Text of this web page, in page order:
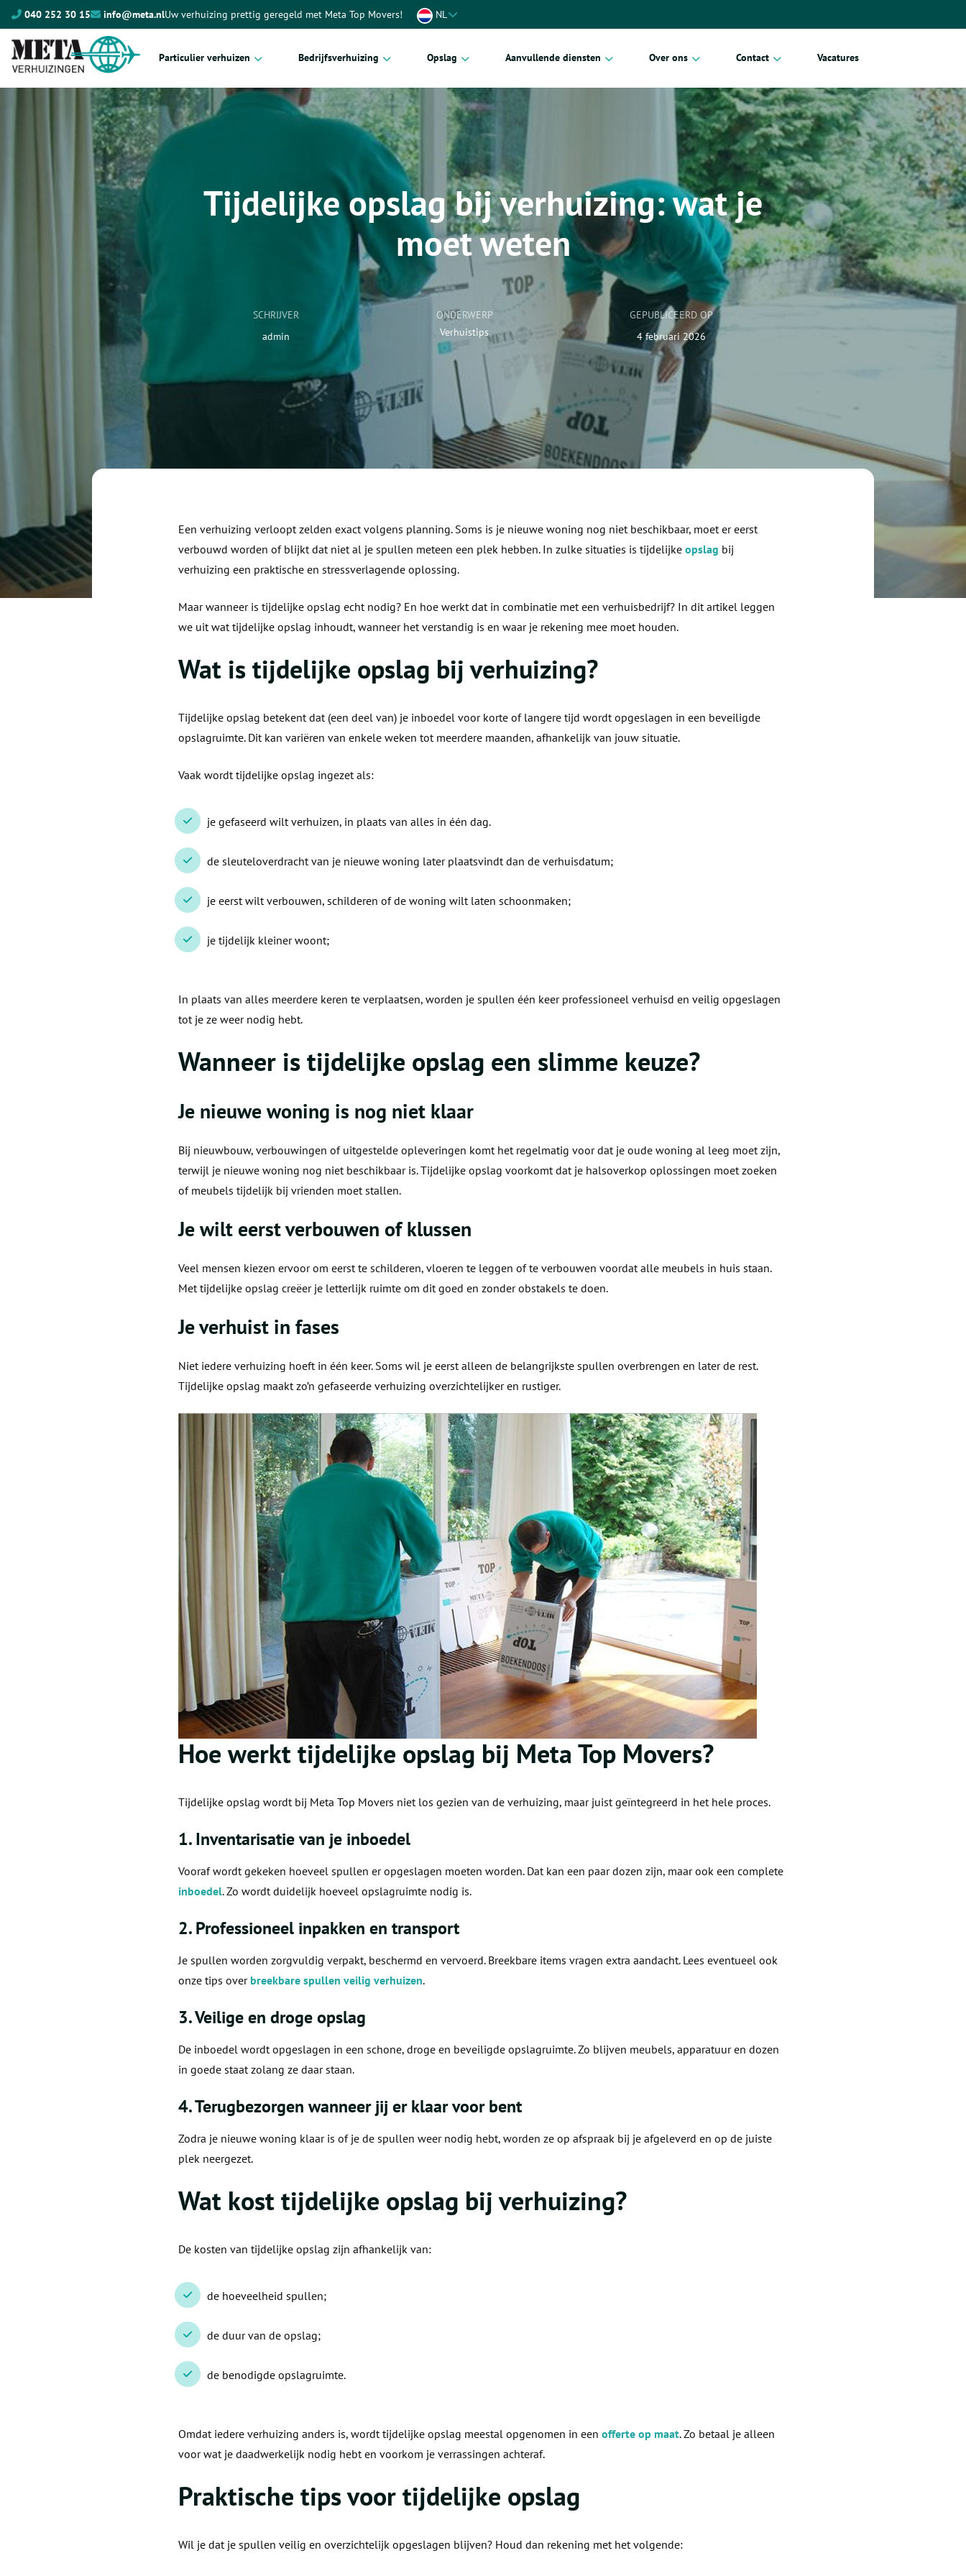
040 252 30 15 info@meta.nlUw verhuizing prettig geregeld met Meta Top Movers! NL
Particulier verhuizen
Complete verhuizing
Meubeltransport
Bedrijfsverhuizing
Kantoren
Projectverhuizing
Archiefverhuizing
Horeca
Opslag
Inboedelopslag
Kantoor opslag
Kunstopslag
Archiefopslag
Palletopslag
Aanvullende diensten
Verhuismaterialen
Verhuisverzekering
Verhuischecklist
Over ons
Erkende verhuizers
Referenties
Duurzaam verhuizen
Contact
Particulier
Zakelijk
Vacatures
Tijdelijke opslag bij verhuizing: wat je
moet weten
SCHRIJVER
admin
ONDERWERP
Verhuistips
GEPUBLICEERD OP
4 februari 2026
Een verhuizing verloopt zelden exact volgens planning. Soms is je nieuwe woning nog niet beschikbaar, moet er eerst
verbouwd worden of blijkt dat niet al je spullen meteen een plek hebben. In zulke situaties is tijdelijke opslag bij
verhuizing een praktische en stressverlagende oplossing.
Maar wanneer is tijdelijke opslag echt nodig? En hoe werkt dat in combinatie met een verhuisbedrijf? In dit artikel leggen
we uit wat tijdelijke opslag inhoudt, wanneer het verstandig is en waar je rekening mee moet houden.
Wat is tijdelijke opslag bij verhuizing?
Tijdelijke opslag betekent dat (een deel van) je inboedel voor korte of langere tijd wordt opgeslagen in een beveiligde
opslagruimte. Dit kan variëren van enkele weken tot meerdere maanden, afhankelijk van jouw situatie.
Vaak wordt tijdelijke opslag ingezet als:
je gefaseerd wilt verhuizen, in plaats van alles in één dag.
de sleuteloverdracht van je nieuwe woning later plaatsvindt dan de verhuisdatum;
je eerst wilt verbouwen, schilderen of de woning wilt laten schoonmaken;
je tijdelijk kleiner woont;
In plaats van alles meerdere keren te verplaatsen, worden je spullen één keer professioneel verhuisd en veilig opgeslagen
tot je ze weer nodig hebt.
Wanneer is tijdelijke opslag een slimme keuze?
Je nieuwe woning is nog niet klaar
Bij nieuwbouw, verbouwingen of uitgestelde opleveringen komt het regelmatig voor dat je oude woning al leeg moet zijn,
terwijl je nieuwe woning nog niet beschikbaar is. Tijdelijke opslag voorkomt dat je halsoverkop oplossingen moet zoeken
of meubels tijdelijk bij vrienden moet stallen.
Je wilt eerst verbouwen of klussen
Veel mensen kiezen ervoor om eerst te schilderen, vloeren te leggen of te verbouwen voordat alle meubels in huis staan.
Met tijdelijke opslag creëer je letterlijk ruimte om dit goed en zonder obstakels te doen.
Je verhuist in fases
Niet iedere verhuizing hoeft in één keer. Soms wil je eerst alleen de belangrijkste spullen overbrengen en later de rest.
Tijdelijke opslag maakt zo’n gefaseerde verhuizing overzichtelijker en rustiger.
Hoe werkt tijdelijke opslag bij Meta Top Movers?
Tijdelijke opslag wordt bij Meta Top Movers niet los gezien van de verhuizing, maar juist geïntegreerd in het hele proces.
1. Inventarisatie van je inboedel
Vooraf wordt gekeken hoeveel spullen er opgeslagen moeten worden. Dat kan een paar dozen zijn, maar ook een complete
inboedel. Zo wordt duidelijk hoeveel opslagruimte nodig is.
2. Professioneel inpakken en transport
Je spullen worden zorgvuldig verpakt, beschermd en vervoerd. Breekbare items vragen extra aandacht. Lees eventueel ook
onze tips over breekbare spullen veilig verhuizen.
3. Veilige en droge opslag
De inboedel wordt opgeslagen in een schone, droge en beveiligde opslagruimte. Zo blijven meubels, apparatuur en dozen
in goede staat zolang ze daar staan.
4. Terugbezorgen wanneer jij er klaar voor bent
Zodra je nieuwe woning klaar is of je de spullen weer nodig hebt, worden ze op afspraak bij je afgeleverd en op de juiste
plek neergezet.
Wat kost tijdelijke opslag bij verhuizing?
De kosten van tijdelijke opslag zijn afhankelijk van:
de hoeveelheid spullen;
de duur van de opslag;
de benodigde opslagruimte.
Omdat iedere verhuizing anders is, wordt tijdelijke opslag meestal opgenomen in een offerte op maat. Zo betaal je alleen
voor wat je daadwerkelijk nodig hebt en voorkom je verrassingen achteraf.
Praktische tips voor tijdelijke opslag
Wil je dat je spullen veilig en overzichtelijk opgeslagen blijven? Houd dan rekening met het volgende: